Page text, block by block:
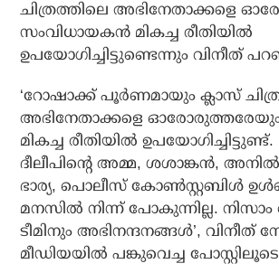
ചിത്രത്തിലെ അഭിനേതാക്കളെ
സംവിധായകന്‍ മികച്ച രീതിയില്‍
ഉപയോഗിച്ചിട്ടുണ്ടെന്നും വിനീത്
‘റോഷാക്ക് പൂര്‍ണമായും ക്ലാസ്
അഭിനേതാക്കളെ ഓരോരുത്തരേയും
മികച്ച രീതിയില്‍
ദീലീപിന്റെ അമ്മ, ശശാങ്കന്‍, അനില്‍,
ഭാര്യ, പൊലീസ് കോണ്‍സ്റ്റബിള്‍
മനസില്‍ നിന്ന് പോകുന്നില്ല.
ടീമിനും അഭിനന്ദനങ്ങള്‍’, വിനീത്
മീഡിയയില്‍ പങ്കുവെച്ച